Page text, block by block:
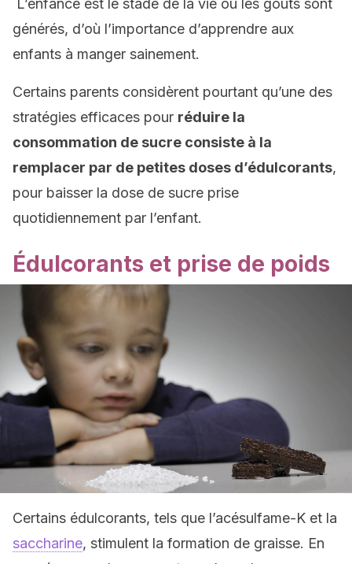
L’enfance est le stade de la vie où les goûts sont
générés, d’où l’importance d’apprendre aux
enfants à manger sainement.
Certains parents considèrent pourtant qu’une des
stratégies efficaces pour réduire la
consommation de sucre consiste à la
remplacer par de petites doses d’édulcorants,
pour baisser la dose de sucre prise
quotidiennement par l’enfant.
Édulcorants et prise de poids
Certains édulcorants, tels que l’acésulfame-K et la
saccharine, stimulent la formation de graisse. En